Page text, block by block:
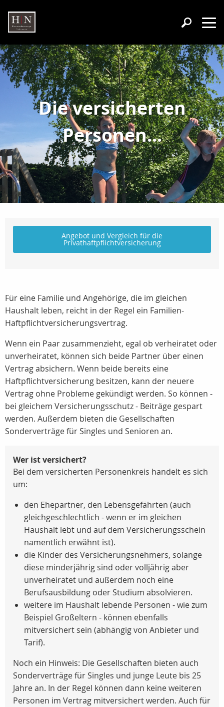
Die versicherten
Personen...
Angebot und Vergleich für die
Privathaftpflichtversicherung
Für eine Familie und Angehörige, die im gleichen
Haushalt leben, reicht in der Regel ein Familien-
Haftpflichtversicherungsvertrag.
Wenn ein Paar zusammenzieht, egal ob verheiratet oder
unverheiratet, können sich beide Partner über einen
Vertrag absichern. Wenn beide bereits eine
Haftpflichtversicherung besitzen, kann der neuere
Vertrag ohne Probleme gekündigt werden. So können -
bei gleichem Versicherungsschutz - Beiträge gespart
werden. Außerdem bieten die Gesellschaften
Sonderverträge für Singles und Senioren an.
Wer ist versichert?
Bei dem versicherten Personenkreis handelt es sich
um:
den Ehepartner, den Lebensgefährten (auch
gleichgeschlechtlich - wenn er im gleichen
Haushalt lebt und auf dem Versicherungsschein
namentlich erwähnt ist).
die Kinder des Versicherungsnehmers, solange
diese minderjährig sind oder volljährig aber
unverheiratet und außerdem noch eine
Berufsausbildung oder Studium absolvieren.
weitere im Haushalt lebende Personen - wie zum
Beispiel Großeltern - können ebenfalls
mitversichert sein (abhängig von Anbieter und
Tarif).
Noch ein Hinweis: Die Gesellschaften bieten auch
Sonderverträge für Singles und junge Leute bis 25
Jahre an. In der Regel können dann keine weiteren
Personen im Vertrag mitversichert werden. Auch für